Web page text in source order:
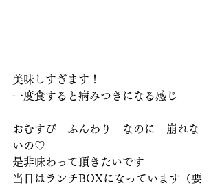
美味しすぎます！
一度食すると病みつきになる感じ
おむすび　ふんわり　なのに　崩れな
いの♡
是非味わって頂きたいです
当日はランチBOXになっています（要